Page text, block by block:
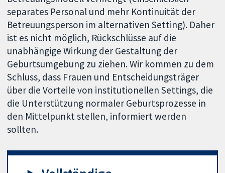
separates Personal und mehr Kontinuität der
Betreuungsperson im alternativen Setting). Daher
ist es nicht möglich, Rückschlüsse auf die
unabhängige Wirkung der Gestaltung der
Geburtsumgebung zu ziehen. Wir kommen zu dem
Schluss, dass Frauen und Entscheidungsträger
über die Vorteile von institutionellen Settings, die
die Unterstützung normaler Geburtsprozesse in
den Mittelpunkt stellen, informiert werden
sollten.